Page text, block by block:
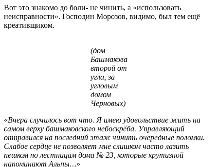
Вот это знакомо до боли- не чинить, а «использовать
неисправности». Господин Морозов, видимо, был тем ещё
креативщиком.
(дом
Башмакова
второй от
угла, за
угловым
домом
Черновых)
«Вчера случилось вот что. Я имею удовольствие жить на
самом верху башмаковского небоскрёба. Управляющий
отправился на последний этаж чинить очередные поломки.
Слабое сердце не позволяет мне слишком часто лазить
пешком по лестницам дома № 23, которые крутизной
напоминают Альпы…»